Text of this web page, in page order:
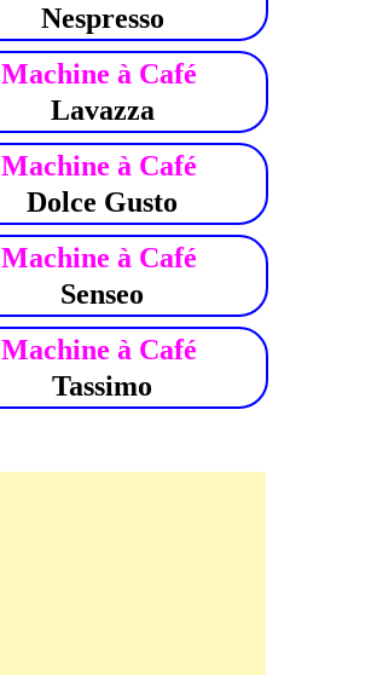
Nespresso
Machine à Café
Lavazza
Machine à Café
Dolce Gusto
Machine à Café
Senseo
Machine à Café
Tassimo